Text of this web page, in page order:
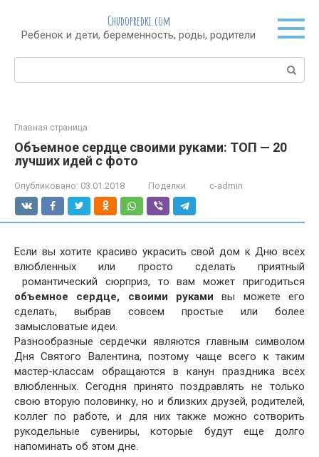
контенту
Chudopredki.com
Ребенок и дети, беременность, роды, родители
Поиск:
Главная страница
Объемное сердце своими руками: ТОП — 20
лучших идей с фото
Опубликовано: 03.01.2018 Поделки c-admin
Если вы хотите красиво украсить свой дом к Дню всех
влюбленных или просто сделать приятный
романтический сюрприз, то вам может пригодиться
объемное сердце, своими руками вы можете его
сделать, выбрав совсем простые или более
замысловатые идеи.
Разнообразные сердечки являются главным символом
Дня Святого Валентина, поэтому чаще всего к таким
мастер-классам обращаются в канун праздника всех
влюбленных. Сегодня принято поздравлять не только
свою вторую половинку, но и близких друзей, родителей,
коллег по работе, и для них также можно сотворить
рукодельные сувениры, которые будут еще долго
напоминать об этом дне.